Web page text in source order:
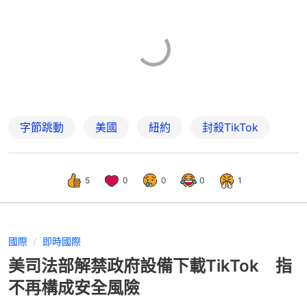
字節跳動 美國 紐約 封殺TikTok
5 0 0 0 1
國際 即時國際
美司法部解禁政府設備下載TikTok 指
不再構成安全風險